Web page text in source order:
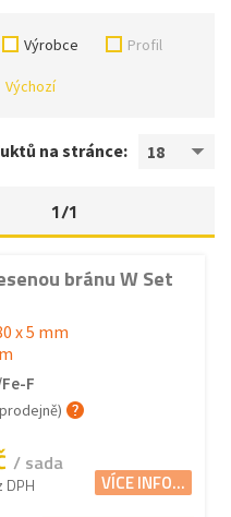
Výrobce Profil
Výchozí
na stránce: 18
1/1
bránu W Set
x 5 mm
F
/ sada
DPH VÍCE INFO...